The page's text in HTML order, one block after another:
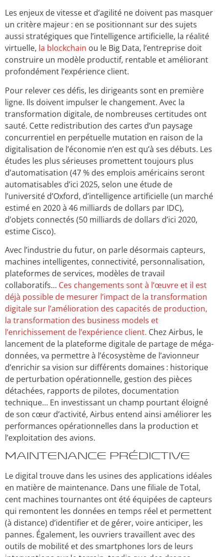
Les enjeux de vitesse et d’agilité ne doivent pas masquer
un critère majeur : en se positionnant sur des sujets
aussi stratégiques que l’intelligence artificielle, la réalité
virtuelle, la blockchain ou le Big Data, l’entreprise doit
construire un modèle productif, rentable et améliorant
profondément l’expérience client.
Pour relever ces défis, les dirigeants sont en première
ligne. Ils doivent impulser le changement. Avec la
transformation digitale, de nombreuses certitudes ont
sauté. Cette redistribution des cartes d’un paysage
concurrentiel en perpétuelle mutation en raison de la
digitalisation de l’économie n’en est qu’à ses débuts. Les
études les plus sérieuses promettent toujours plus
d’automatisation (47 % des emplois américains seront
automatisables d’ici 2025, selon une étude de
l’université d’Oxford, d’intelligence artificielle (un marché
estimé en 2020 à 46 milliards de dollars par IDC),
d’objets connectés (50 milliards de dollars d’ici 2020,
estime Cisco).
Avec l’industrie du futur, on parle désormais capteurs,
machines intelligentes, connectivité, personnalisation,
plateformes de services, modèles de travail
collaboratifs… Ces changements sont à l’œuvre et il est
déjà possible de mesurer l’impact de la transformation
digitale sur l’amélioration des capacités de production,
la transformation des business models et
l’enrichissement de l’expérience client. Chez Airbus, le
lancement de la plateforme digitale de partage de méga-
données, va permettre à l’écosystème de l’avionneur
d’enrichir sa vision sur différents domaines : historique
de perturbation opérationnelle, gestion des pièces
détachées, rapports de pilotes, documentation
technique… En investissant un champ pourtant éloigné
de son cœur d’activité, Airbus entend ainsi améliorer les
performances opérationnelles dans la production et
l’exploitation des avions.
Maintenance prédictive
Le digital trouve dans les usines des applications idéales
en matière de maintenance. Dans une filiale de Total,
cent machines tournantes ont été équipées de capteurs
qui remontent les données en temps réel et permettent
(à distance) d’identifier et de gérer, voire anticiper, les
pannes. Également, les ouvriers travaillent avec des
outils de mobilité et des smartphones lors de leurs